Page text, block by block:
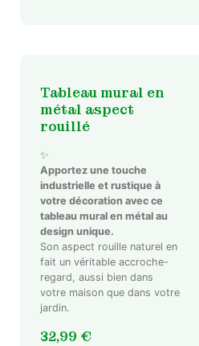
Tableau mural en
métal aspect
rouillé
✨
Apportez une touche
industrielle et rustique à
votre décoration avec ce
tableau mural en métal au
design unique.
Son aspect rouille naturel en
fait un véritable accroche-
regard, aussi bien dans
votre maison que dans votre
jardin.
32,99 €